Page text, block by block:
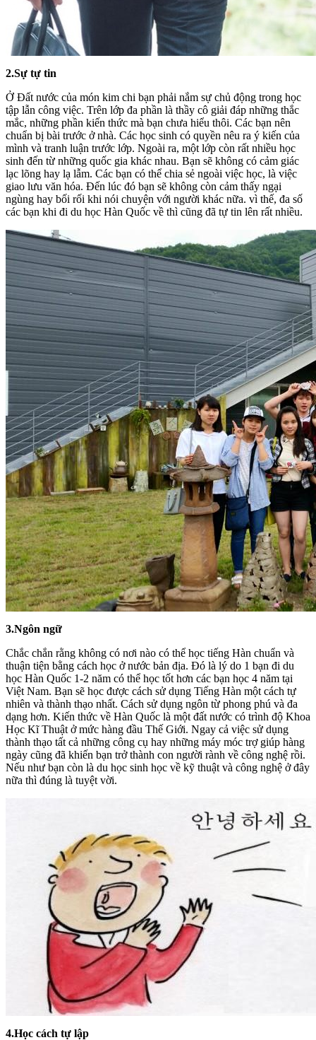
2.Sự tự tin
Ở Đất nước của món kim chi bạn phải nắm sự chủ động trong học
tập lẫn công việc. Trên lớp đa phần là thầy cô giải đáp những thắc
mắc, những phần kiến thức mà bạn chưa hiểu thôi. Các bạn nên
chuẩn bị bài trước ở nhà. Các học sinh có quyền nêu ra ý kiến của
mình và tranh luận trước lớp. Ngoài ra, một lớp còn rất nhiều học
sinh đến từ những quốc gia khác nhau. Bạn sẽ không có cảm giác
lạc lõng hay lạ lẫm. Các bạn có thể chia sẻ ngoài việc học, là việc
giao lưu văn hóa. Đến lúc đó bạn sẽ không còn cảm thấy ngại
ngùng hay bối rối khi nói chuyện với người khác nữa. vì thế, đa số
các bạn khi đi du học Hàn Quốc về thì cũng đã tự tin lên rất nhiều.
3.Ngôn ngữ
Chắc chắn rằng không có nơi nào có thể học tiếng Hàn chuẩn và
thuận tiện bằng cách học ở nước bản địa. Đó là lý do 1 bạn đi du
học Hàn Quốc 1-2 năm có thể học tốt hơn các bạn học 4 năm tại
Việt Nam. Bạn sẽ học được cách sử dụng Tiếng Hàn một cách tự
nhiên và thành thạo nhất. Cách sử dụng ngôn từ phong phú và đa
dạng hơn. Kiến thức về Hàn Quốc là một đất nước có trình độ Khoa
Học Kĩ Thuật ở mức hàng đầu Thế Giới. Ngay cả việc sử dụng
thành thạo tất cả những công cụ hay những máy móc trợ giúp hàng
ngày cũng đã khiến bạn trở thành con người rành về công nghệ rồi.
Nếu như bạn còn là du học sinh học về kỹ thuật và công nghệ ở đây
nữa thì đúng là tuyệt vời.
4.Học cách tự lập